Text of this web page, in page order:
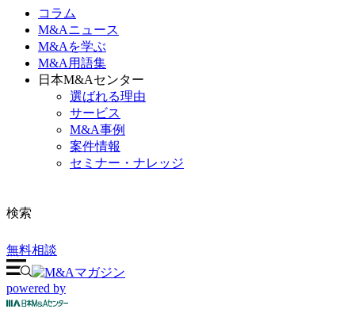
コラム
M&Aニュース
M&Aを学ぶ
M&A用語集
日本M&Aセンター
選ばれる理由
サービス
M&A事例
案件情報
セミナー・ナレッジ
検索
無料相談
powered by